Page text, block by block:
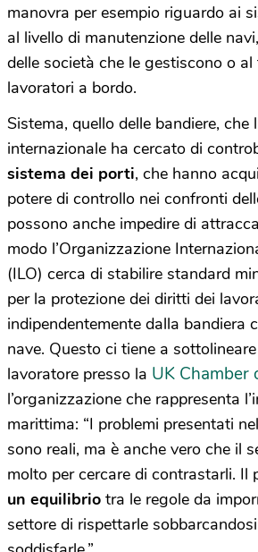
manovra per esempio riguardo ai
al livello di manutenzione delle
delle società che le gestiscono o
lavoratori a bordo.
Sistema, quello delle bandiere, che
internazionale ha cercato di
sistema dei porti, che hanno
potere di controllo nei confronti
possono anche impedire di
modo l’Organizzazione
(ILO) cerca di stabilire standard
per la protezione dei diritti dei
indipendentemente dalla bandiera
nave. Questo ci tiene a
lavoratore presso la UK Chamber
l’organizzazione che rappresenta
marittima: “I problemi presentati
sono reali, ma è anche vero che il
molto per cercare di contrastarli. Il
un equilibrio tra le regole da
settore di rispettarle